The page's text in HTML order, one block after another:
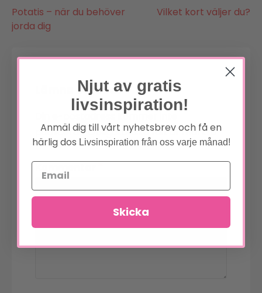
Inläggsnavigering
Potatis – när du behöver
jorda dig
Vilket kort väljer du?
Lämna ett svar
Din e-postadress kommer inte
publiceras. Obligatoriska fält är märkta*
*
Njut av gratis
livsinspiration!
Anmäl dig till vårt nyhetsbrev och få en
härlig dos Livsinspiration från oss varje månad!
Skicka